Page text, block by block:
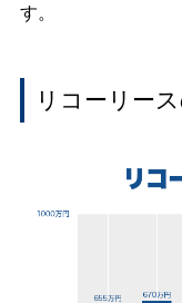
す。
リコーリー